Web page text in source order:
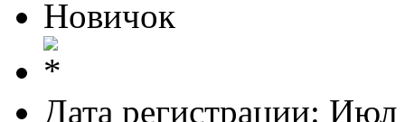
Новичок
Дата регистрации: